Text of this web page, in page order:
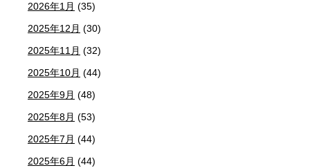
2026年1月 (35)
2025年12月 (30)
2025年11月 (32)
2025年10月 (44)
2025年9月 (48)
2025年8月 (53)
2025年7月 (44)
2025年6月 (44)